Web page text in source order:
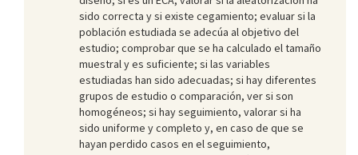
sido correcta y si existe cegamiento; evaluar si la
población estudiada se adecúa al objetivo del
estudio; comprobar que se ha calculado el tamaño
muestral y es suficiente; si las variables
estudiadas han sido adecuadas; si hay diferentes
grupos de estudio o comparación, ver si son
homogéneos; si hay seguimiento, valorar si ha
sido uniforme y completo y, en caso de que se
hayan perdido casos en el seguimiento,